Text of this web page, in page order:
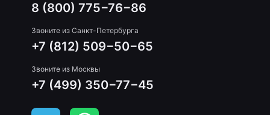
8 (800) 775−76−86
Звоните из Санкт-Петербурга
+7 (812) 509−50−65
Звоните из Москвы
+7 (499) 350−77−45